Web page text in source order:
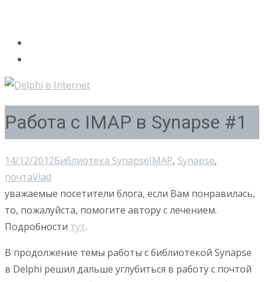
Работа с IMAP в Synapse #1
14/12/2012Библиотека SynapseIMAP, Synapse,
почтаVlad
уважаемые посетители блога, если Вам понравилась,
то, пожалуйста, помогите автору с лечением.
Подробности тут.
В продолжение темы работы с библиотекой Synapse
в Delphi решил дальше углубиться в работу с почтой